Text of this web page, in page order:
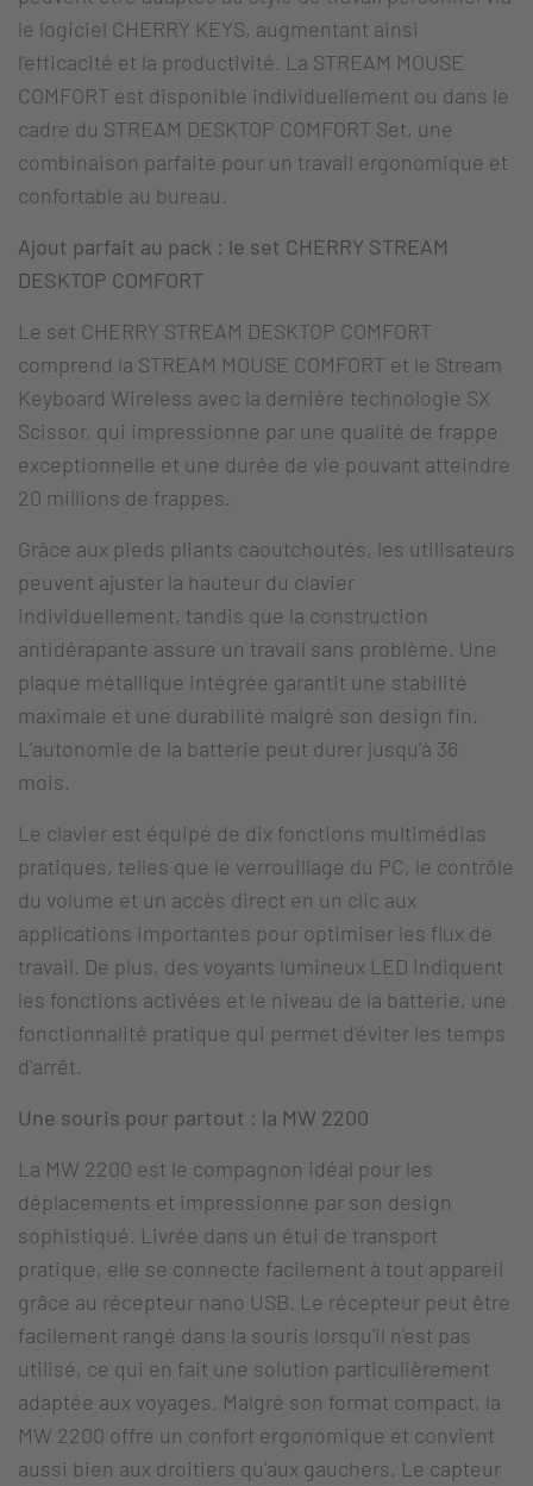
le logiciel CHERRY KEYS, augmentant ainsi
l'efficacité et la productivité. La STREAM MOUSE
COMFORT est disponible individuellement ou dans le
cadre du STREAM DESKTOP COMFORT Set, une
combinaison parfaite pour un travail ergonomique et
confortable au bureau.
Ajout parfait au pack : le set CHERRY STREAM
DESKTOP COMFORT
Le set CHERRY STREAM DESKTOP COMFORT
comprend la STREAM MOUSE COMFORT et le Stream
Keyboard Wireless avec la dernière technologie SX
Scissor, qui impressionne par une qualité de frappe
exceptionnelle et une durée de vie pouvant atteindre
20 millions de frappes.
Grâce aux pieds pliants caoutchoutés, les utilisateurs
peuvent ajuster la hauteur du clavier
individuellement, tandis que la construction
antidérapante assure un travail sans problème. Une
plaque métallique intégrée garantit une stabilité
maximale et une durabilité malgré son design fin.
L'autonomie de la batterie peut durer jusqu'à 36
mois.
Le clavier est équipé de dix fonctions multimédias
pratiques, telles que le verrouillage du PC, le contrôle
du volume et un accès direct en un clic aux
applications importantes pour optimiser les flux de
travail. De plus, des voyants lumineux LED indiquent
les fonctions activées et le niveau de la batterie, une
fonctionnalité pratique qui permet d'éviter les temps
d'arrêt.
Une souris pour partout : la MW 2200
La MW 2200 est le compagnon idéal pour les
déplacements et impressionne par son design
sophistiqué. Livrée dans un étui de transport
pratique, elle se connecte facilement à tout appareil
grâce au récepteur nano USB. Le récepteur peut être
facilement rangé dans la souris lorsqu'il n'est pas
utilisé, ce qui en fait une solution particulièrement
adaptée aux voyages. Malgré son format compact, la
MW 2200 offre un confort ergonomique et convient
aussi bien aux droitiers qu'aux gauchers. Le capteur